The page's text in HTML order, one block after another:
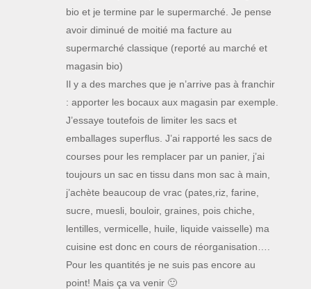
bio et je termine par le supermarché. Je pense
avoir diminué de moitié ma facture au
supermarché classique (reporté au marché et
magasin bio)
Il y a des marches que je n’arrive pas à franchir
: apporter les bocaux aux magasin par exemple.
J’essaye toutefois de limiter les sacs et
emballages superflus. J’ai rapporté les sacs de
courses pour les remplacer par un panier, j’ai
toujours un sac en tissu dans mon sac à main,
j’achète beaucoup de vrac (pates,riz, farine,
sucre, muesli, bouloir, graines, pois chiche,
lentilles, vermicelle, huile, liquide vaisselle) ma
cuisine est donc en cours de réorganisation….
Pour les quantités je ne suis pas encore au
point! Mais ça va venir 🙂